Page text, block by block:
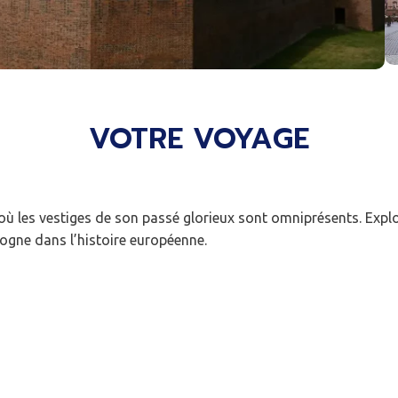
VOTRE VOYAGE
les vestiges de son passé glorieux sont omniprésents.
dans l’histoire européenne.